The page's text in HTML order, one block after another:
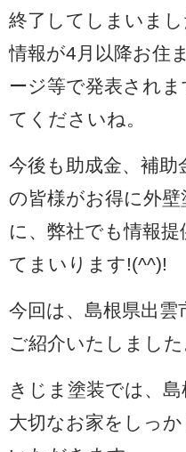
終了してしまいま
情報が4月以降お住
ージ等で発表され
てくださいね。
今後も助成金、補
の皆様がお得に外
に、弊社でも情報
てまいります!(^^)!
今回は、島根県出雲
ご紹介いたしました
きじま塗装では、
大切なお家をしっ